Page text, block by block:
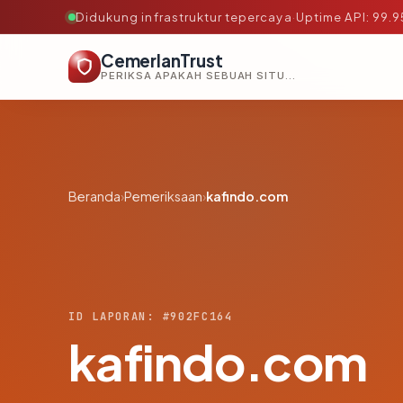
Didukung infrastruktur tepercaya·Uptime API:
CemerlanTrust
PERIKSA APAKAH SEBUAH SITUS AMAN, TEPERCAYA, DAN TERVERIFIKASI DALAM HITUNGAN DETIK.
Beranda›Pemeriksaan›kafindo.com
ID LAPORAN: #902FC164
kafindo.com